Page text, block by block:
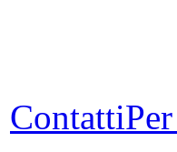
Contatti